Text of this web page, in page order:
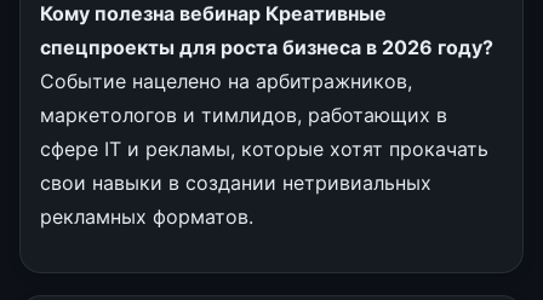
Кому полезна вебинар Креативные
спецпроекты для роста бизнеса в 2026 году?
Событие нацелено на арбитражников,
маркетологов и тимлидов, работающих в
сфере IT и рекламы, которые хотят прокачать
свои навыки в создании нетривиальных
рекламных форматов.